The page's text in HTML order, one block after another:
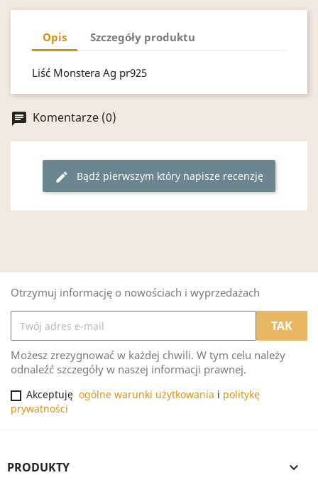
Opis Szczegóły produktu
Liść Monstera Ag pr925
chat Komentarze (0)
edit Bądź pierwszym który napisze recenzję
Otrzymuj informację o nowościach i wyprzedażach
Możesz zrezygnować w każdej chwili. W tym celu należy
odnaleźć szczegóły w naszej informacji prawnej.
Akceptuję ogólne warunki użytkowania i politykę
prywatności
PRODUKTY 